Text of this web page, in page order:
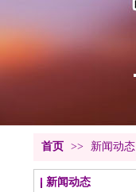
首页 >> 新闻动态
新闻动态